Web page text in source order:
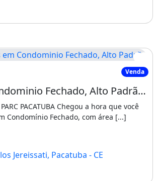
Condominio Fechado, Alto Padrão
Venda
Lotes em Condominio Fechado, Alto Padrão, as Margens da Ce-060. de Antemão
PACATUBA Chegou a hora que você
Condomínio Fechado, com área [...]
Jereissati, Pacatuba - CE